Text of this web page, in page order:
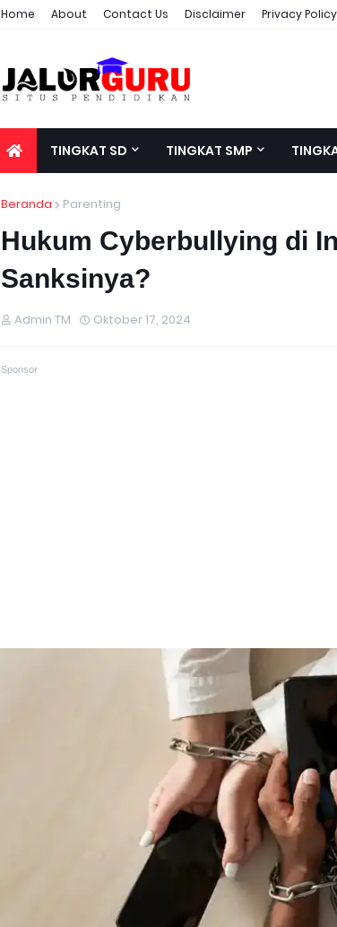
Home About Contact Us Disclaimer Privacy Policy
TINGKAT SD TINGKAT SMP
Beranda Parenting
Hukum Cyberbullying di
Sanksinya?
Admin TM Oktober 17, 2024
Sponsor